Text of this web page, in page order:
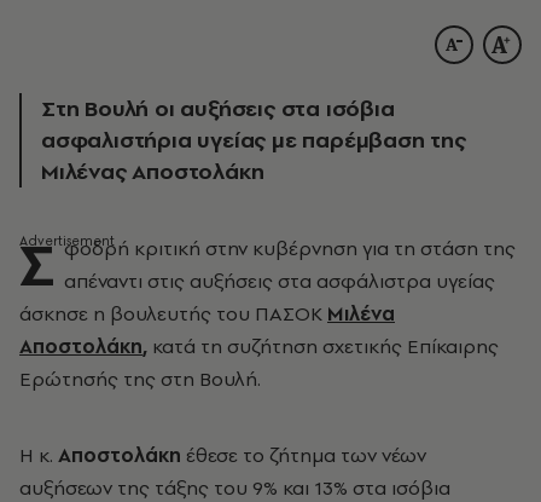
Στη Βουλή οι αυξήσεις στα ισόβια
ασφαλιστήρια υγείας με παρέμβαση της
Μιλένας Αποστολάκη
Σ φοδρή κριτική στην κυβέρνηση για τη στάση της
απέναντι στις αυξήσεις στα ασφάλιστρα υγείας
άσκησε η βουλευτής του ΠΑΣΟΚ Μιλένα
Αποστολάκη, κατά τη συζήτηση σχετικής Επίκαιρης
Ερώτησής της στη Βουλή.
Η κ. Αποστολάκη έθεσε το ζήτημα των νέων
αυξήσεων της τάξης του 9% και 13% στα ισόβια